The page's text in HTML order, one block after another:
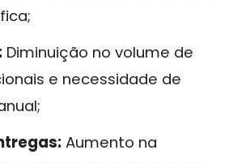
Diminuição no volume de
e necessidade de
Aumento na